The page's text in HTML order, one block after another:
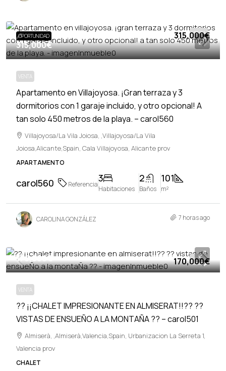
OPORTUNIDAD VENTA
315,000€
VENTA
Apartamento en Villajoyosa. ¡Gran terraza y 3
dormitorios con 1 garaje incluido, y otro opcional! A
tan solo 450 metros de la playa. – carol560
315,000€
Villajoyosa/La Vila Joiosa, ,Villajoyosa/La Vila
Joiosa,Alicante,Spain, Cala Villajoyosa, Alicante prov
APARTAMENTO
carol560 Referencia
3
Habitaciones
2
Baños
101
m²
CAROLINA GONZÁLEZ 7 horas ago
VENTA
170,000€
VENTA
?? ¡¡CHALET IMPRESIONANTE EN ALMISERAT!!?? ??
VISTAS DE ENSUEÑO A LA MONTAÑA ?? – carol501
170,000€
Almiserà, ,Almiserà,Valencia,Spain, Urbanizacion La Serreta 1,
Valencia prov
CHALET